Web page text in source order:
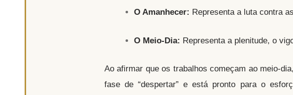
O Amanhecer: Representa a luta contra
O Meio-Dia: Representa a plenitude, o
Ao afirmar que os trabalhos começam ao meio-
fase de “despertar” e está pronto para o